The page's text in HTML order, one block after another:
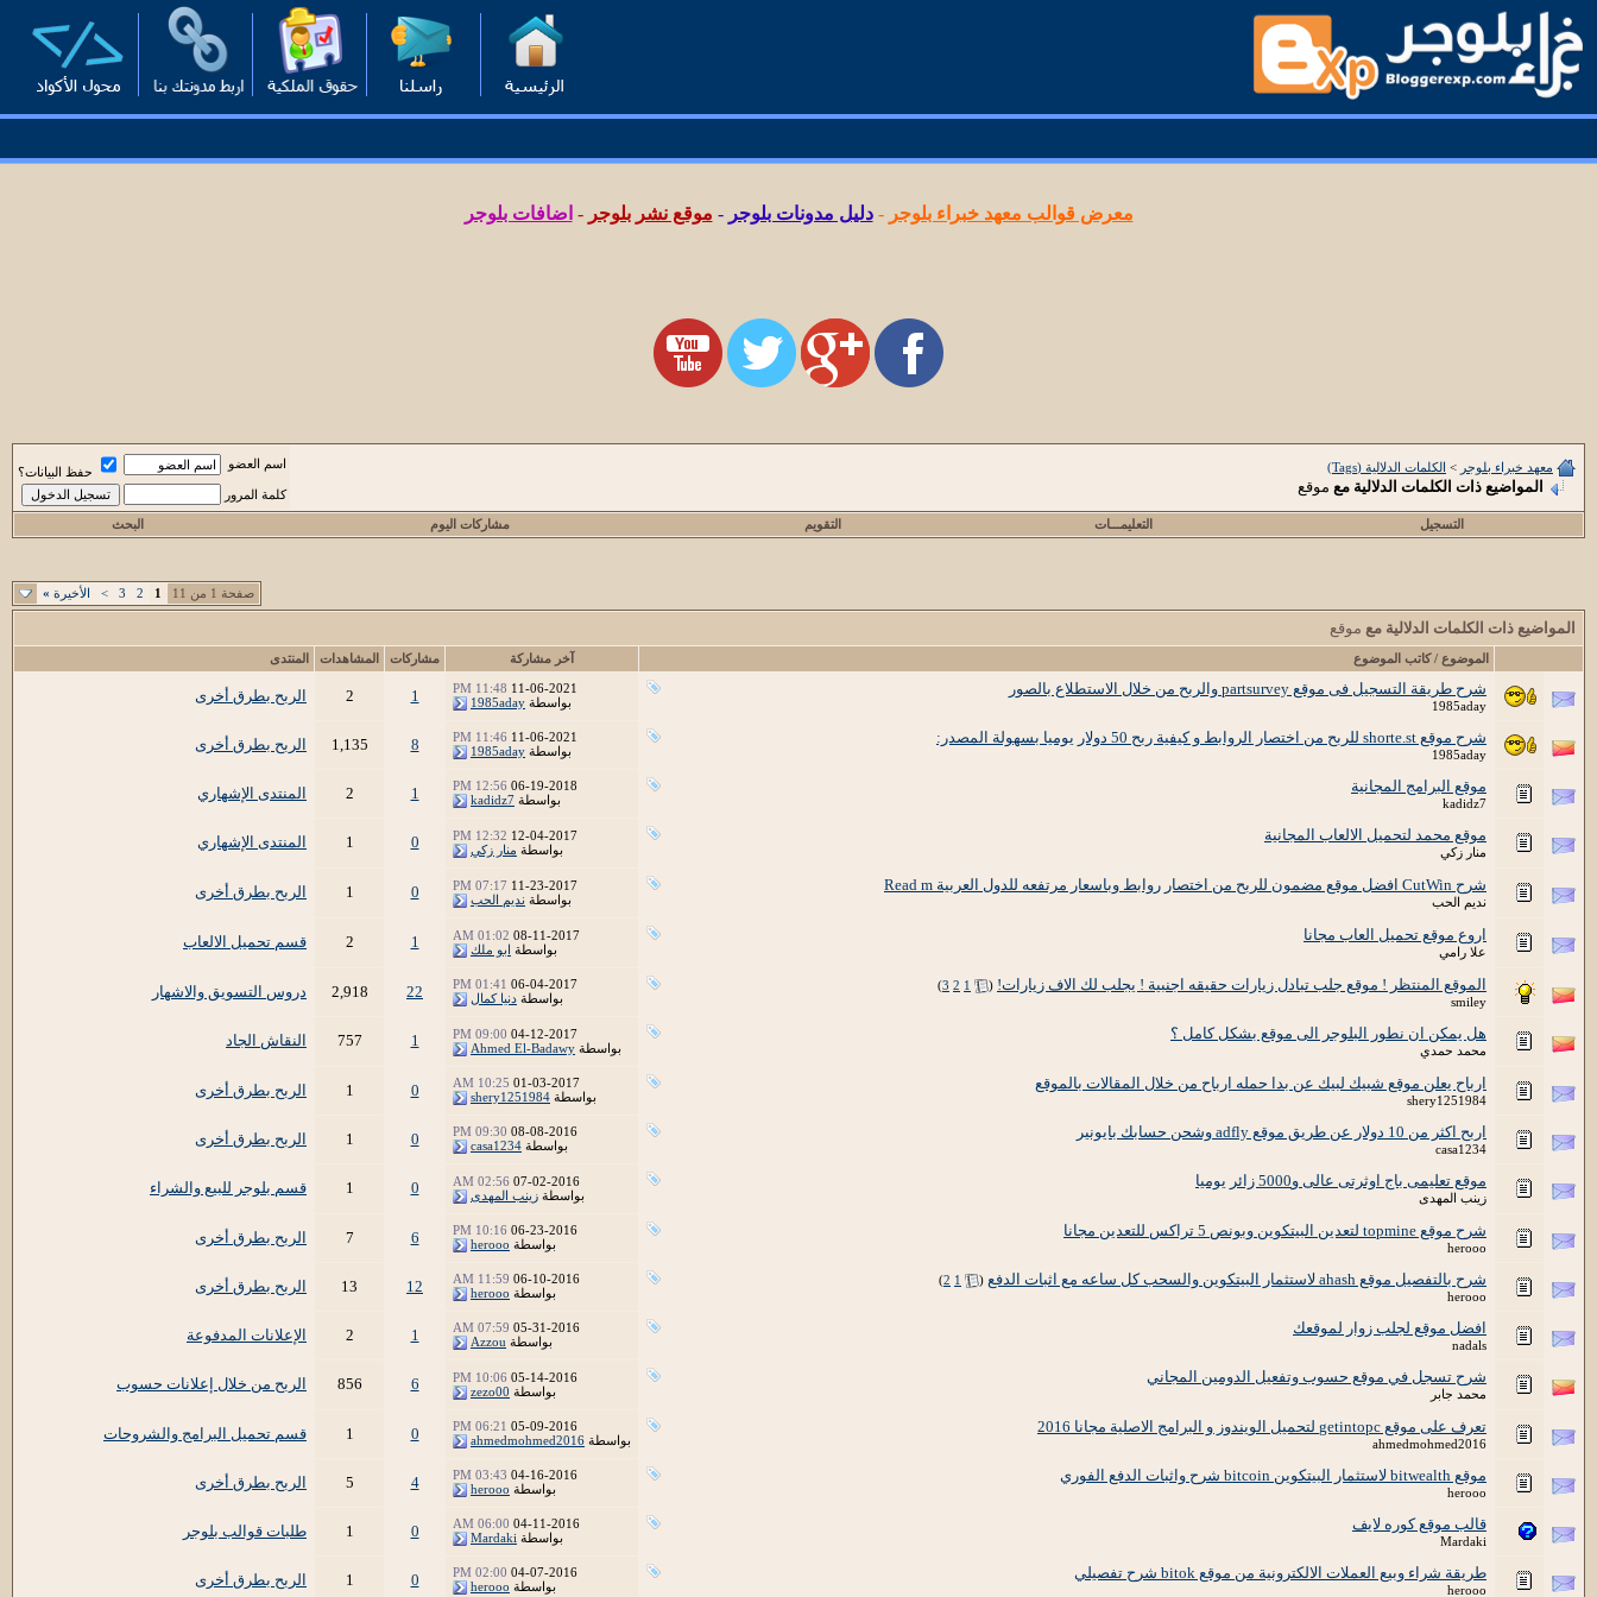
معرض قوالب معهد خبراء بلوجر -دليل مدونات بلوجر - موقع نشر بلوجر - اضافات بلوجر
معهد خبراء بلوجر > الكلمات الدلالية (Tags)
المواضيع ذات الكلمات الدلالية مع موقع
اسم العضو
حفظ البيانات؟
كلمة المرور
التسجيل التعليمـــات التقويم مشاركات اليوم البحث
صفحة 1 من 11 1
2
3
> الأخيرة »
المواضيع ذات الكلمات الدلالية مع موقع
الموضوع / كاتب الموضوع آخر مشاركة مشاركات المشاهدات المنتدى
شرح طريقة التسجيل فى موقع partsurvey والربح من خلال الاستطلاع بالصور
1985aday
11-06-2021
11:48 PM
بواسطة 1985aday
1
2 الربح بطرق أخرى
شرح موقع shorte.st للربح من اختصار الروابط و كيفية ربح 50 دولار يوميا بسهولة المصدر:
1985aday
11-06-2021
11:46 PM
بواسطة 1985aday
8
1,135 الربح بطرق أخرى
موقع البرامج المجانية
kadidz7
06-19-2018
12:56 PM
بواسطة kadidz7
1
2 المنتدى الإشهاري
موقع محمد لتحميل الالعاب المجانية
منار زكي
12-04-2017
12:32 PM
بواسطة منار زكي 0
1 المنتدى الإشهاري
شرح CutWin افضل موقع مضمون للربح من اختصار روابط وباسعار مرتفعه للدول العربية Read m
نديم الحب
11-23-2017
07:17 PM
بواسطة نديم الحب 0
1 الربح بطرق أخرى
اروع موقع تحميل العاب مجانا
علا رامي
08-11-2017
01:02 AM
بواسطة ابو ملك 1
2 قسم تحميل الالعاب
الموقع المنتظر ! موقع جلب تبادل زيارات حقيقه اجنبية ! يجلب لك الاف زيارات! (
1
2
3
)
smiley
06-04-2017
01:41 PM
بواسطة دنيا كمال 22
2,918 دروس التسويق والاشهار
هل يمكن ان نطور البلوجر الى موقع بشكل كامل ؟
محمد حمدي
04-12-2017
09:00 PM
بواسطة Ahmed El-Badawy
1
757 النقاش الجاد
ارباح يعلن موقع شبيك لبيك عن بدا حمله ارباح من خلال المقالات بالموقع
shery1251984
01-03-2017
10:25 AM
بواسطة shery1251984
0
1 الربح بطرق أخرى
اربح اكثر من 10 دولار عن طريق موقع adfly وشحن حسابك بايونير
casa1234
08-08-2016
09:30 PM
بواسطة casa1234
0
1 الربح بطرق أخرى
موقع تعليمى باج اوثرتى عالى و5000 زائر يوميا
زينب المهدى
07-02-2016
02:56 AM
بواسطة زينب المهدى 0
1 قسم بلوجر للبيع والشراء
شرح موقع topmine لتعدين البيتكوين وبونص 5 تراكس للتعدين مجانا
herooo
06-23-2016
10:16 PM
بواسطة herooo
6
7 الربح بطرق أخرى
شرح بالتفصيل موقع ahash لاستثمار البيتكوين والسحب كل ساعه مع اثبات الدفع (
1
2
)
herooo
06-10-2016
11:59 AM
بواسطة herooo
12
13 الربح بطرق أخرى
افضل موقع لجلب زوار لموقعك
nadals
05-31-2016
07:59 AM
بواسطة Azzou
1
2 الإعلانات المدفوعة
شرح تسجل في موقع حسوب وتفعيل الدومين المجاني
محمد جابر
05-14-2016
10:06 PM
بواسطة zezo00
6
856 الربح من خلال إعلانات حسوب
تعرف على موقع getintopc لتحميل الويندوز و البرامج الاصلية مجانا 2016
ahmedmohmed2016
05-09-2016
06:21 PM
بواسطة ahmedmohmed2016
0
1 قسم تحميل البرامج والشروحات
موقع bitwealth لاستثمار البيتكوين bitcoin شرح واثبات الدفع الفوري
herooo
04-16-2016
03:43 PM
بواسطة herooo
4
5 الربح بطرق أخرى
قالب موقع كوره لايف
Mardaki
04-11-2016
06:00 AM
بواسطة Mardaki
0
1 طلبات قوالب بلوجر
طريقة شراء وبيع العملات الالكترونية من موقع bitok شرح تفصيلي
herooo
04-07-2016
02:00 PM
بواسطة herooo
0
1 الربح بطرق أخرى